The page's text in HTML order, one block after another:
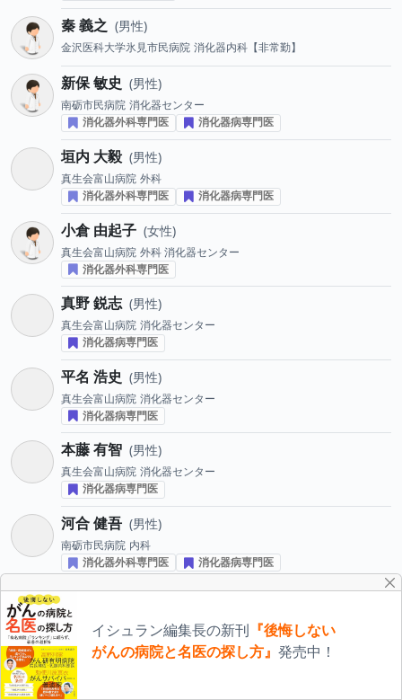
秦 義之 男性
金沢医科大学氷見市民病院 消化器内科【非常勤】
新保 敏史 男性
南砺市民病院 消化器センター
消化器外科専門医
消化器病専門医
垣内 大毅 男性
真生会富山病院 外科
消化器外科専門医
消化器病専門医
小倉 由起子 女性
真生会富山病院 外科 消化器センター
消化器外科専門医
真野 鋭志 男性
真生会富山病院 消化器センター
消化器病専門医
平名 浩史 男性
真生会富山病院 消化器センター
消化器病専門医
本藤 有智 男性
真生会富山病院 消化器センター
消化器病専門医
河合 健吾 男性
南砺市民病院 内科
消化器外科専門医
消化器病専門医
丸山 仁 男性
南砺市民病院
消化器病専門医
浦出 雅昭
南砺市民病院
イシュラン編集長の新刊
『後悔しない
がんの病院と名医の探し方』 発売中！